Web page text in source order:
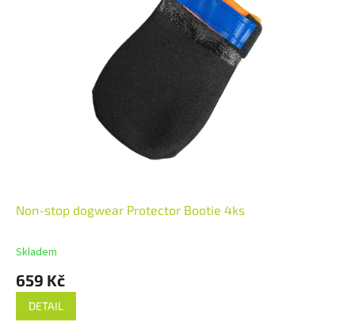
Non-stop dogwear Protector Bootie 4ks
Skladem
659 Kč
DETAIL